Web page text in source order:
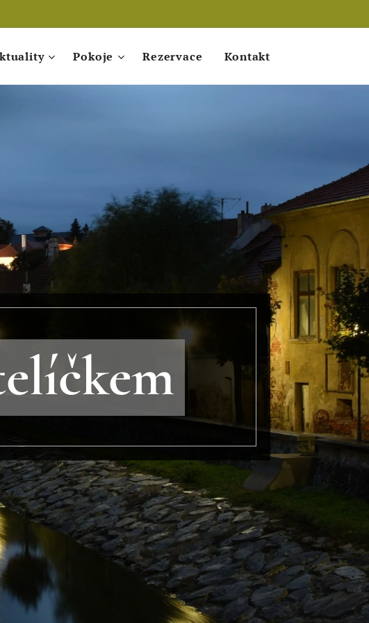
Pokoje Rezervace Kontakt